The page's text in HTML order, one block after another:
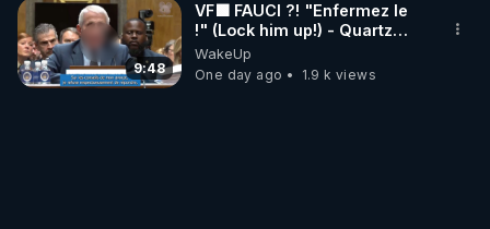
9:48
VF🟩 FAUCI ?! "Enfermez le
!" (Lock him up!) - Quartz
Traduction
WakeUp
One day ago
1.9 k views